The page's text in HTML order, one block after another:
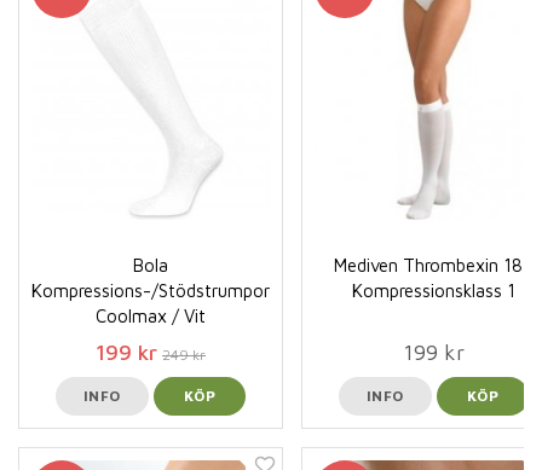
Bola
Kompressions-/Stödstrumpor
Coolmax / Vit
199 kr 249 kr
INFO KÖP
Mediven Thrombexin 18 /
Kompressionsklass 1
199 kr
INFO KÖP